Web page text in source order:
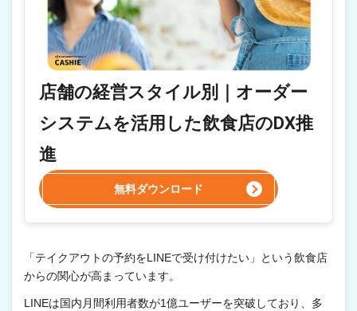
店舗の経営スタイル別｜オーダー
システムを活用した飲食店のDX推
進
無料ダウンロード
「テイクアウトの予約をLINEで受け付けたい」という飲食店
からの関心が高まっています。
LINEは国内月間利用者数が1億ユーザーを突破しており、多